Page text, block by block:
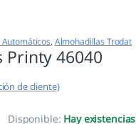
, Almohadillas Trodat
46040
de cliente)
Disponible: Hay existencias